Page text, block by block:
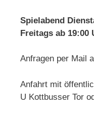
Spielabend
Freitags ab 19:00
Anfragen per Mail
Anfahrt mit
U Kottbusser Tor